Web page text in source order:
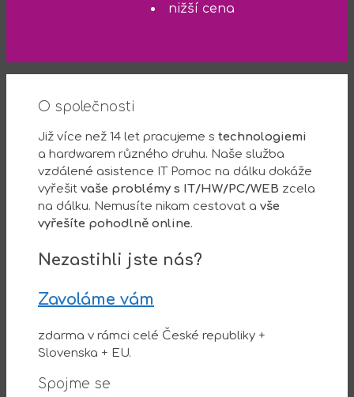
nižší cena
O společnosti
Již více než 14 let pracujeme s technologiemi
a hardwarem různého druhu. Naše služba
vzdálené asistence IT Pomoc na dálku dokáže
vyřešit vaše problémy s IT/HW/PC/WEB zcela
na dálku. Nemusíte nikam cestovat a vše
vyřešíte pohodlně online.
Nezastihli jste nás?
Zavoláme vám
zdarma v rámci celé České republiky +
Slovenska + EU.
Spojme se